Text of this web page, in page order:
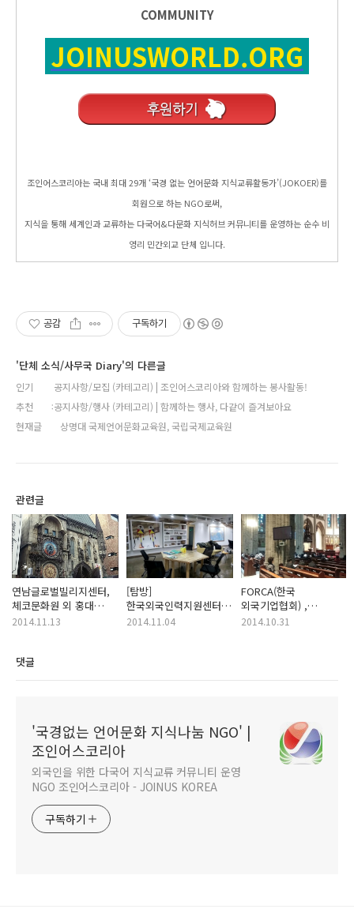
COMMUNITY
JOINUSWORLD.ORG
조인어스코리아는 국내 최대 29개 ‘국경 없는 언어문화 지식교류활동가’(JOKOER)를
회원으로 하는 NGO로써,
지식을 통해 세계인과 교류하는 다국어&다문화 지식허브 커뮤니티를 운영하는 순수 비
영리 민간외교 단체 입니다.
공감 구독하기
'단체 소식/사무국 Diary'의 다른글
인기
공지사항/모집 (카테고리) | 조인어스코리아와 함께하는 봉사활동!
추천
공지사항/행사 (카테고리) | 함께하는 행사, 다같이 즐겨보아요
현재글
상명대 국제언어문화교육원, 국립국제교육원
관련글
연남글로벌빌리지센터,
체코문화원 외 홍대
게스트하우스 일대 홍보
2014.11.13
[탐방]
한국외국인력지원센터
금천글로벌빌리지센터
2014.11.04
FORCA(한국
외국기업협회) ,
명동성당
2014.10.31
댓글
'국경없는 언어문화 지식나눔 NGO' |
조인어스코리아
외국인을 위한 다국어 지식교류 커뮤니티 운영
NGO 조인어스코리아 - JOINUS KOREA
구독하기